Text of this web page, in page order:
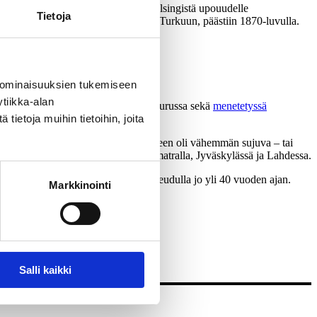
Tietoja
tukemiseen
alan
tietoja muihin tietoihin, joita
Markkinointi
Salli kaikki
toisinpäin, esimerkiksi Etelä-Helsingistä upouudelle
kuten Hankoon ja Turkuun, päästiin 1870-luvulla.
on ollut aikanaan myös Turussa sekä menetetyssä
jolloin vaihto kulkupelistä toiseen oli vähemmän sujuva – tai
esimerkiksi Seinäjoella, Imatralla, Jyväskylässä ja Lahdessa.
yhteensovittamisen pääkaupunkiseudulla jo yli 40 vuoden ajan.
lentoasemalle.